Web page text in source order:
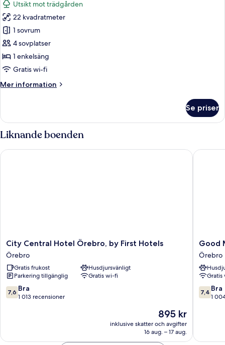
foton
för
Familjerum
Utsikt mot trädgården
22 kvadratmeter
1 sovrum
4 sovplatser
1 enkelsäng
Gratis wi-fi
Mer information
Mer
Se priser
Liknande boenden
City
Central
Hotel
Örebro,
by
First
Hotels
City Central Hotel Örebro, by First Hotels
Örebro
Gratis frukost
Husdjursvänligt
Parkering tillgänglig
Gratis wi-fi
7.6
av
7,6 Bra
1 013 recensioner
Priset
är
895 kr
895 kr
inklusive skatter och avgifter
16 aug. – 17 aug.
City Central Hotel Örebro, by First Hotels
Good
Morning
Örebro
Örebro
Good
Örebro
7.4
av
7,4 Bra
1
Good